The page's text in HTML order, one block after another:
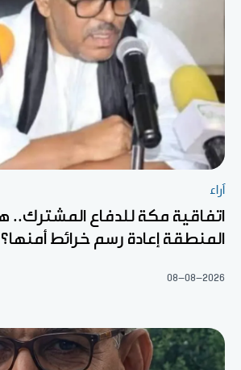
آراء
اتفاقية مكة للدفاع المشترك..
المنطقة إعادة رسم خرائط أمنها؟
08-08-2026